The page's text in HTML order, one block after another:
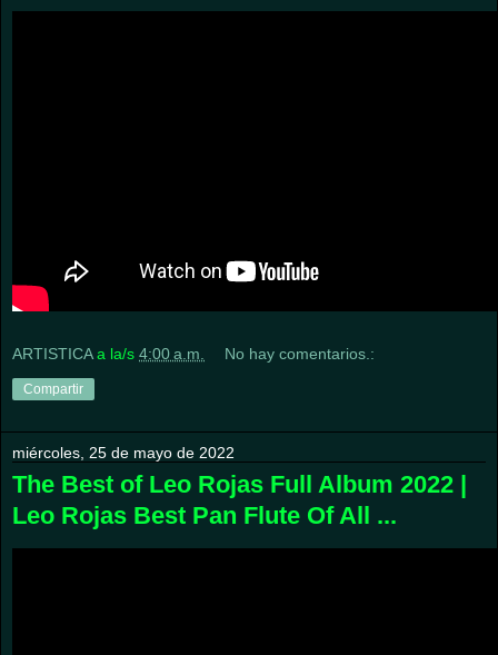
ARTISTICA a la/s 4:00 a.m. No hay comentarios.:
Compartir
miércoles, 25 de mayo de 2022
The Best of Leo Rojas Full Album 2022 |
Leo Rojas Best Pan Flute Of All ...